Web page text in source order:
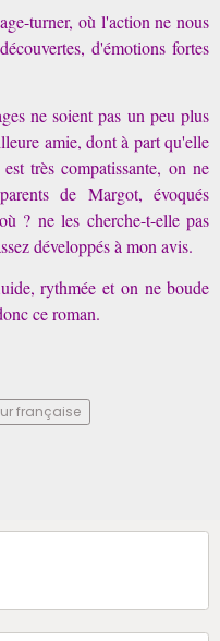
turner, où l'action ne nous
d'émotions fortes
ne soient pas un peu plus
amie, dont à part qu'elle
très compatissante, on ne
de Margot, évoqués
? ne les cherche-t-elle pas
développés à mon avis.
rythmée et on ne boude
ce roman.
française